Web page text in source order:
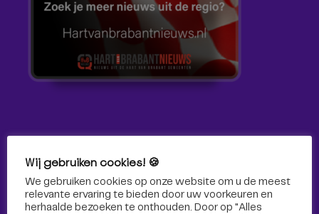
Volg Omroep Tilburg niet alleen hier, maar ook via social
media!
Wij gebruiken cookies! 🍪
We gebruiken cookies op onze website om u de meest
relevante ervaring te bieden door uw voorkeuren en
herhaalde bezoeken te onthouden. Door op "Alles